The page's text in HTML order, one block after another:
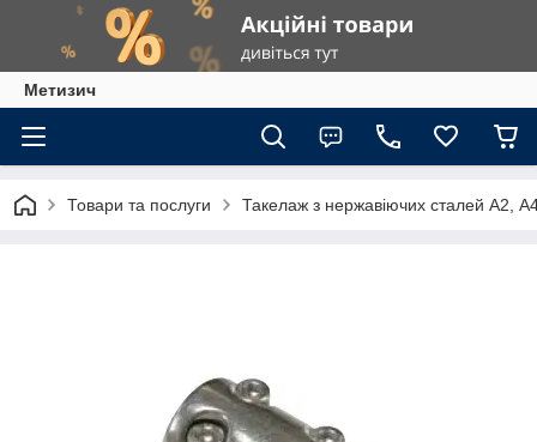
Метизич
Товари та послуги Такелаж з нержавіючих сталей А2,